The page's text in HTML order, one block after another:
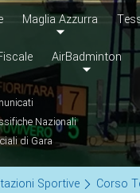
Maglia Azzurra
AirBadminton
Nazionali
di Gara
Sportive Corso